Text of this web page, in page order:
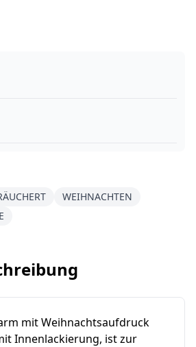
WEIHNACHTEN
mit Weihnachtsaufdruck
Innenlackierung, ist zur